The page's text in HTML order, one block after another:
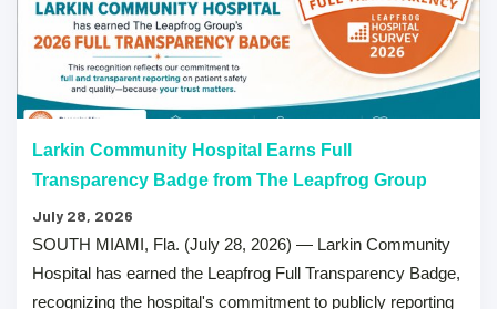
Larkin Community Hospital Earns Full
Transparency Badge from The Leapfrog Group
July 28, 2026
SOUTH MIAMI, Fla. (July 28, 2026) — Larkin Community
Hospital has earned the Leapfrog Full Transparency Badge,
recognizing the hospital's commitment to publicly reporting